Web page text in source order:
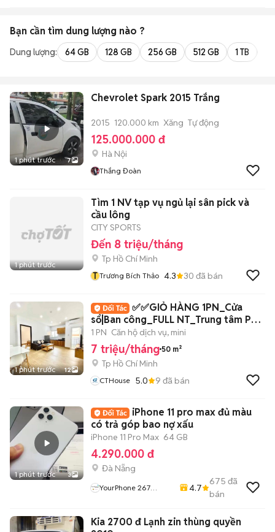
Bạn cần tìm dung lượng nào ?
Dung lượng: 64 GB 128 GB 256 GB 512 GB 1 TB
1 phút trước 7
Chevrolet Spark 2015 Trắng
2015 120.000 km Xăng Tự động
125.000.000 đ
Hà Nội
Thắng Đoàn
1 phút trước
Tìm 1 NV tạp vụ ngủ lại sân pick và
cầu lông
CITY SPORTS
Đến 8 triệu/tháng
Tp Hồ Chí Minh
T Trương Bích Thảo 4.3 30 đã bán
1 phút trước 12
✅✅GIỎ HÀNG 1PN_Cửa
sổ|Ban công_FULL NT_Trung tâm Phú
Nhuận
1 PN Căn hộ dịch vụ, mini
7 triệu/tháng 50 m²
Tp Hồ Chí Minh
CTHouse 5.0 9 đã bán
1 phút trước 3
iPhone 11 pro max đủ màu
có trả góp bao nợ xấu
iPhone 11 Pro Max 64 GB
4.290.000 đ
Đà Nẵng
YourPhone 267
4.7
675 đã
bán
Kia 2700 đ Lạnh zin thùng quyền